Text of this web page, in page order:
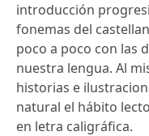
introducción
fonemas del
poco a poco con las
nuestra lengua. Al
historias e
natural el hábito
en letra caligráfica.